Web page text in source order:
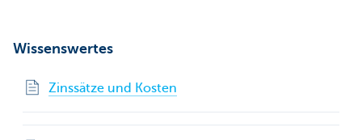
Wissenswertes
Zinssätze und Kosten